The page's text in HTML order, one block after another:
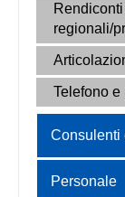
regionali/
Telefono e
Consulenti
Personale